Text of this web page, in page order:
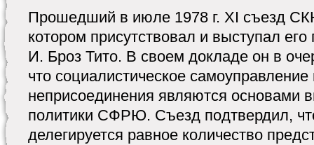
Прошедший в июле 1978 г. XI съезд
котором присутствовал и выступал
И. Броз Тито. В своем докладе он в
что социалистическое самоуправление
неприсоединения являются основами
политики СФРЮ. Съезд подтвердил,
делегируется равное количество